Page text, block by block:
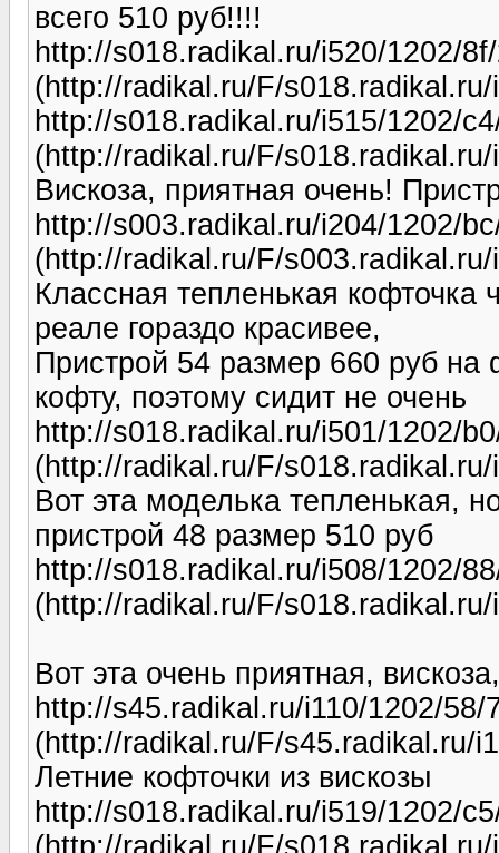
всего 510 руб!!!!
http://s018.radikal.ru/i520/1202/
(http://radikal.ru/F/
http://s018.radikal.ru/i515/1202/
(http://radikal.ru/F/
Вискоза, приятная очень!
http://s003.radikal.ru/i204/1202/
(http://radikal.ru/F/
Классная тепленькая кофточка
реале гораздо красивее,
Пристрой 54 размер 660 руб на
кофту, поэтому сидит не очень
http://s018.radikal.ru/i501/1202/
(http://radikal.ru/F/
Вот эта моделька тепленькая,
пристрой 48 размер 510 руб
http://s018.radikal.ru/i508/1202/
(http://radikal.ru/F/
Вот эта очень приятная,
http://s45.radikal.ru/i110/1202/58/
(http://radikal.ru/F/s45.radikal.ru/
Летние кофточки из вискозы
http://s018.radikal.ru/i519/1202/
(http://radikal.ru/F/